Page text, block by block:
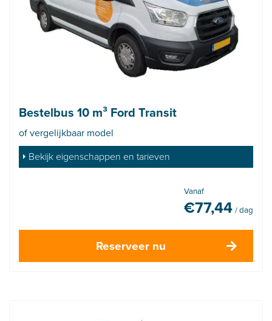
Bestelbus 10 m³ Ford Transit
of vergelijkbaar model
Bekijk eigenschappen en tarieven
Vanaf
€77,44 / dag
Reserveer nu